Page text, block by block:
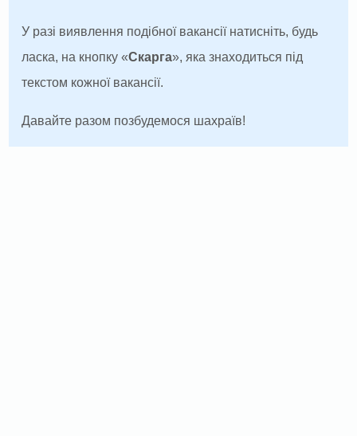
У разі виявлення подібної вакансії натисніть, будь
ласка, на кнопку «Скарга», яка знаходиться під
текстом кожної вакансії.
Давайте разом позбудемося шахраїв!